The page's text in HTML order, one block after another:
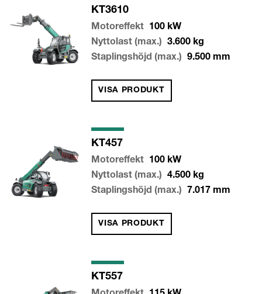
KT3610
Motoreffekt 100 kW
Nyttolast (max.)
3.600 kg
Staplingshöjd (max.)
9.500 mm
VISA PRODUKT
KT457
Motoreffekt 100 kW
Nyttolast (max.)
4.500 kg
Staplingshöjd (max.)
7.017 mm
VISA PRODUKT
KT557